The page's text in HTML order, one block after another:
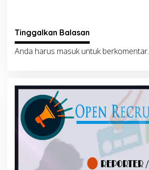
Tinggalkan Balasan
Anda harus masukuntuk berkomentar.